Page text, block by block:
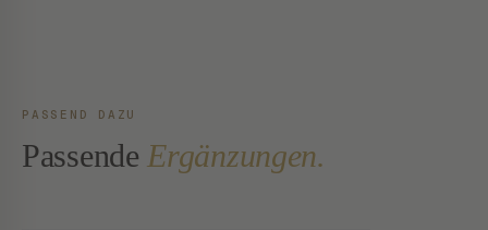
PASSEND DAZU
Passende Ergänzungen.